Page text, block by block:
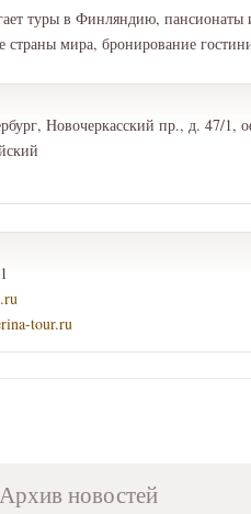
туры в Финляндию, пансионаты
страны мира, бронирование
Петербург, Новочеркасский пр., д. 47/1,
tour.ru
Архив новостей